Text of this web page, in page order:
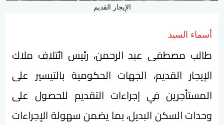
الإيجار القديم
أسماء السيد
طالب مصطفى عبد الرحمن، رئيس ائتلاف ملاك
الإيجار القديم، الجهات الحكومية بالتيسير على
المستأجرين في إجراءات التقديم للحصول على
وحدات السكن البديل، بما يضمن سهولة الإجراءات